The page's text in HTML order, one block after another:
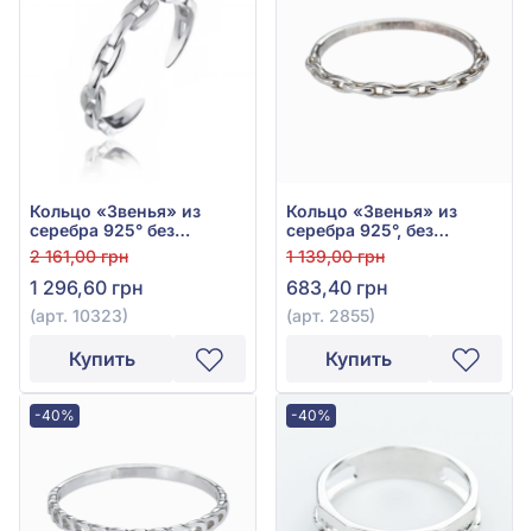
Кольцо «Звенья» из
серебра 925° без
вставки, арт. 10323
2 161,00 грн
1 296,60 грн
(арт. 10323)
Купить
Кольцо «Звенья» из
серебра 925°, без
вставки, арт. 2855
1 139,00 грн
683,40 грн
(арт. 2855)
Купить
-40% -40%